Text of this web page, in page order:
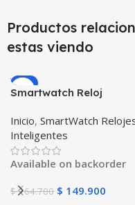
Productos
estas viendo
-9%
Smartwatch Reloj
WATCH BLACK™ (PK
Iwo 10 12) Compatible
Android y iPhone
Inicio, SmartWatch
Inteligentes
Available on backorder
$164.700 $ 149.900